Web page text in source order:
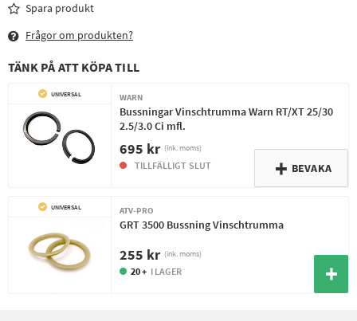
Spara produkt
Frågor om produkten?
TÄNK PÅ ATT KÖPA TILL
UNIVERSAL WARN
Bussningar Vinschtrumma Warn RT/XT 25/30
2.5/3.0 Ci mfl.
695 kr (ink. moms)
TILLFÄLLIGT SLUT BEVAKA
UNIVERSAL ATV-PRO
GRT 3500 Bussning Vinschtrumma
255 kr (ink. moms)
20 + I LAGER